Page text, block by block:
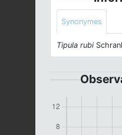
Synonymes
Tipula rubi